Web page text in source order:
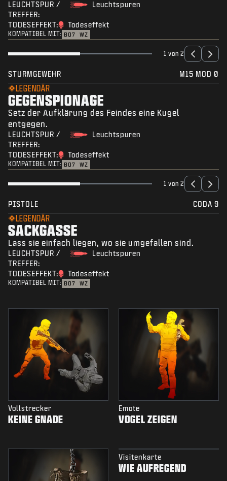
LEUCHTSPUR /
TREFFER:
Leuchtspuren
TODESEFFEKT: Todeseffekt
KOMPATIBEL MIT: BO7 WZ
1 von 2
STURMGEWEHR M15 MOD 0
LEGENDÄR
GEGENSPIONAGE
Setz der Aufklärung des Feindes eine Kugel
entgegen.
LEUCHTSPUR /
TREFFER:
Leuchtspuren
TODESEFFEKT: Todeseffekt
KOMPATIBEL MIT: BO7 WZ
1 von 2
PISTOLE CODA 9
LEGENDÄR
SACKGASSE
Lass sie einfach liegen, wo sie umgefallen sind.
LEUCHTSPUR /
TREFFER:
Leuchtspuren
TODESEFFEKT: Todeseffekt
KOMPATIBEL MIT: BO7 WZ
Vollstrecker
KEINE GNADE
Emote
VOGEL ZEIGEN
Visitenkarte
WIE AUFREGEND